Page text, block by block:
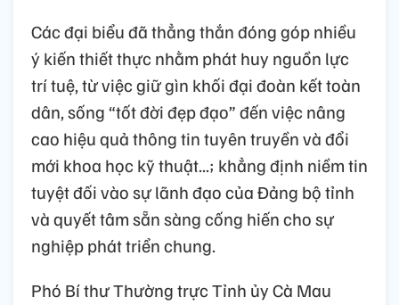
Các đại biểu đã thẳng thắn đóng góp nhiều
ý kiến thiết thực nhằm phát huy nguồn lực
trí tuệ, từ việc giữ gìn khối đại đoàn kết toàn
dân, sống “tốt đời đẹp đạo” đến việc nâng
cao hiệu quả thông tin tuyên truyền và đổi
mới khoa học kỹ thuật...; khẳng định niềm tin
tuyệt đối vào sự lãnh đạo của Đảng bộ tỉnh
và quyết tâm sẵn sàng cống hiến cho sự
nghiệp phát triển chung.
Phó Bí thư Thường trực Tỉnh ủy Cà Mau